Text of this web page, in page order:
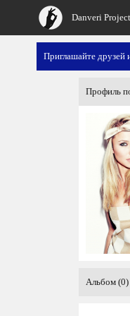
Danveri Project
Приглашайте друзей
Профиль
Альбом (0)